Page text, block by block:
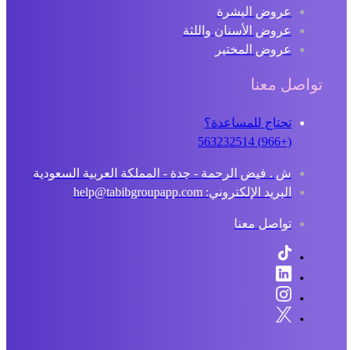
عروض البشرة
عروض الأسنان واللثة
عروض المختبر
تواصل معنا
تحتاج للمساعدة؟
ش . فيض الرحمة - جدة - المملكة العربية السعودية
البريد الإلكتروني: help@tabibgroupapp.com
تواصل معنا